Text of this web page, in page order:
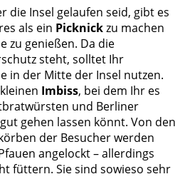
die Insel gelaufen seid, gibt es
als ein Picknickzu machen
zu genießen. Da die
steht, solltet Ihr
in der Mitte der Insel nutzen.
Imbiss, bei dem Ihr es
und Berliner
gehen lassen könnt. Von den
der Besucher werden
angelockt – allerdings
füttern. Sie sind sowieso sehr